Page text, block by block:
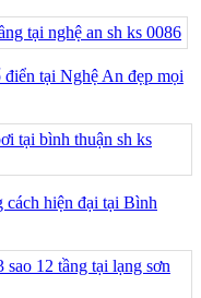
điển tại Nghệ An đẹp mọi
cách hiện đại tại Bình